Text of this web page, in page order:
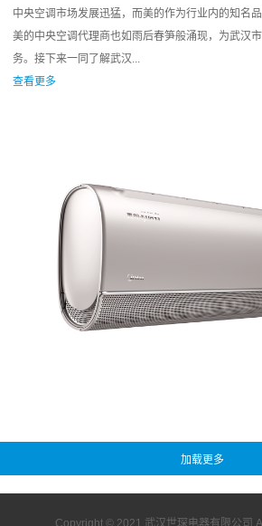
中央空调市场发展迅猛，而美的作为行业内的知名
美的中央空调代理商也如雨后春笋般涌现，为武汉
务。接下来一同了解武汉...
查看更多
Copyright © 2021 武汉世琛电器有限公司